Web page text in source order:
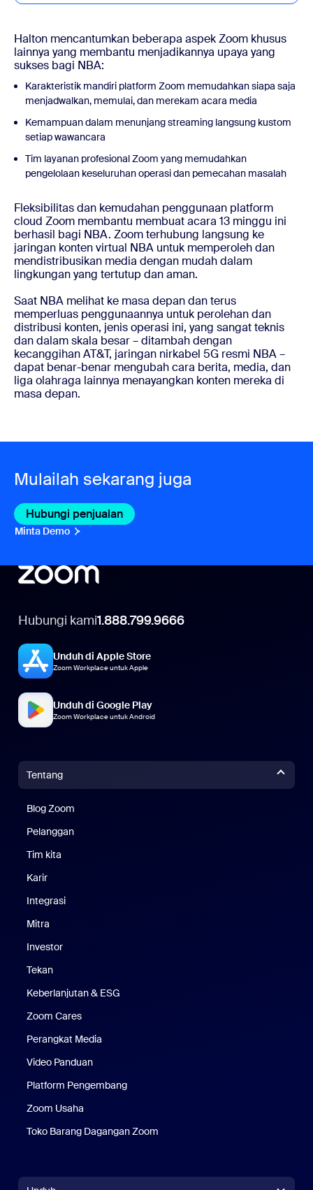
Halton mencantumkan beberapa aspek Zoom khusus
lainnya yang membantu menjadikannya upaya yang
sukses bagi NBA:
Karakteristik mandiri platform Zoom memudahkan siapa saja
menjadwalkan, memulai, dan merekam acara media
Kemampuan dalam menunjang streaming langsung kustom
setiap wawancara
Tim layanan profesional Zoom yang memudahkan
pengelolaan keseluruhan operasi dan pemecahan masalah
Fleksibilitas dan kemudahan penggunaan platform
cloud Zoom membantu membuat acara 13 minggu ini
berhasil bagi NBA. Zoom terhubung langsung ke
jaringan konten virtual NBA untuk memperoleh dan
mendistribusikan media dengan mudah dalam
lingkungan yang tertutup dan aman.
Saat NBA melihat ke masa depan dan terus
memperluas penggunaannya untuk perolehan dan
distribusi konten, jenis operasi ini, yang sangat teknis
dan dalam skala besar – ditambah dengan
kecanggihan AT&T, jaringan nirkabel 5G resmi NBA –
dapat benar-benar mengubah cara berita, media, dan
liga olahraga lainnya menayangkan konten mereka di
masa depan.
Mulailah sekarang juga
Hubungi penjualan Hubungi penjualan
Minta Demo Minta Demo
Hubungi kami1.888.799.9666
Unduh di Apple Store
Zoom Workplace untuk Apple
Unduh di Google Play
Zoom Workplace untuk Android
Tentang
Blog Zoom
Pelanggan
Tim kita
Karir
Integrasi
Mitra
Investor
Tekan
Keberlanjutan & ESG
Zoom Cares
Perangkat Media
Video Panduan
Platform Pengembang
Zoom Usaha
Toko Barang Dagangan Zoom